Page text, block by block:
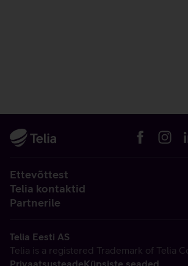
Ettevõttest
Telia kontaktid
Partnerile
Telia Eesti AS
Telia is a registered Trademark of Telia
PrivaatsusteadeKüpsiste seaded